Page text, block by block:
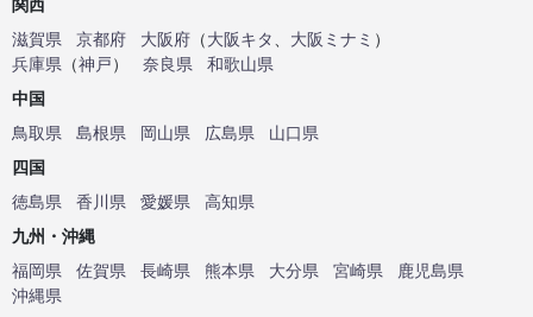
関西
滋賀県
京都府 大阪府 （大阪キタ 大阪ミナミ ）
兵庫県 （神戸） 奈良県
和歌山県
中国
鳥取県
島根県 岡山県 広島県
山口県
四国
徳島県
香川県 愛媛県
高知県
九州・沖縄
福岡県
佐賀県 長崎県 熊本県 大分県 宮崎県
鹿児島県
沖縄県